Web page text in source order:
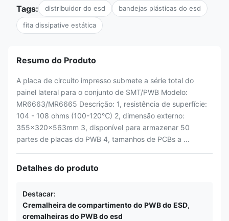
Tags: distribuidor do esd bandejas plásticas do esd
fita dissipative estática
Resumo do Produto
A placa de circuito impresso submete a série total do
painel lateral para o conjunto de SMT/PWB Modelo:
MR6663/MR6665 Descrição: 1, resistência de superfície:
104 - 108 ohms (100-120℃) 2, dimensão externo:
355x320x563mm 3, disponível para armazenar 50
partes de placas do PWB 4, tamanhos de PCBs a ...
Detalhes do produto
Destacar:
Cremalheira de compartimento do PWB do ESD,
cremalheiras do PWB do esd